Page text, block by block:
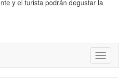
y el turista podrán degustar la